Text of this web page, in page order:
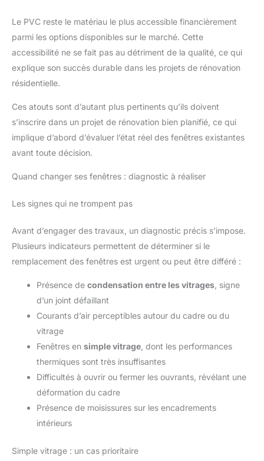
Le PVC reste le matériau le plus accessible financièrement
parmi les options disponibles sur le marché. Cette
accessibilité ne se fait pas au détriment de la qualité, ce qui
explique son succès durable dans les projets de rénovation
résidentielle.
Ces atouts sont d’autant plus pertinents qu’ils doivent
s’inscrire dans un projet de rénovation bien planifié, ce qui
implique d’abord d’évaluer l’état réel des fenêtres existantes
avant toute décision.
Quand changer ses fenêtres : diagnostic à réaliser
Les signes qui ne trompent pas
Avant d’engager des travaux, un diagnostic précis s’impose.
Plusieurs indicateurs permettent de déterminer si le
remplacement des fenêtres est urgent ou peut être différé :
Présence de condensation entre les vitrages , signe
d’un joint défaillant
Courants d’air perceptibles autour du cadre ou du
vitrage
Fenêtres en simple vitrage , dont les performances
thermiques sont très insuffisantes
Difficultés à ouvrir ou fermer les ouvrants, révélant une
déformation du cadre
Présence de moisissures sur les encadrements
intérieurs
Simple vitrage : un cas prioritaire